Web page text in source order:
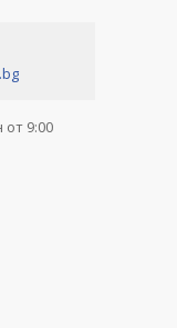
от 9:00